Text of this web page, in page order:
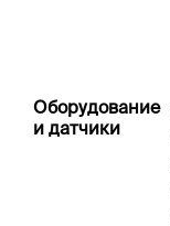
Оборудование
и датчики